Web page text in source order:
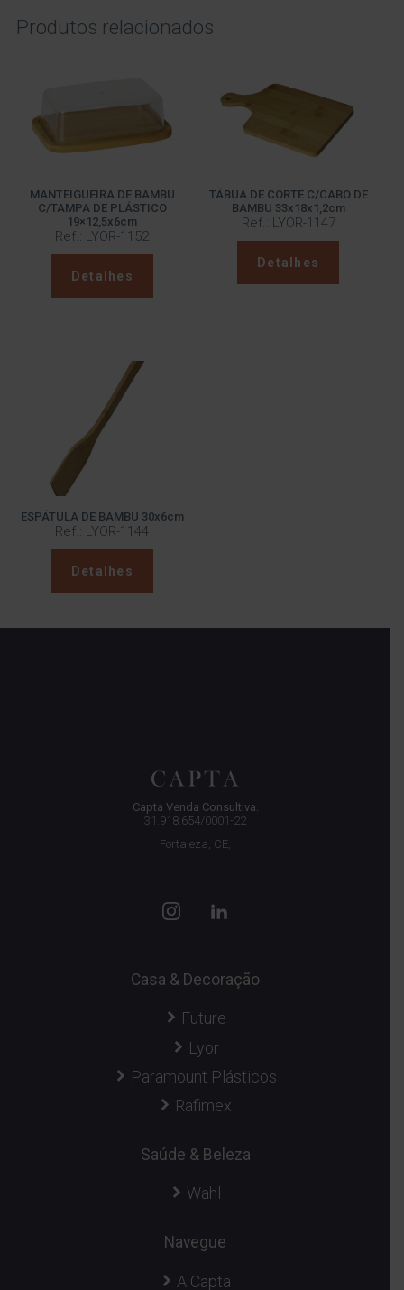
Produtos relacionados
MANTEIGUEIRA DE BAMBU
C/TAMPA DE PLÁSTICO
19×12,5x6cm
Ref.: LYOR-1152
Detalhes
TÁBUA DE CORTE C/CABO DE
BAMBU 33x18x1,2cm
Ref.: LYOR-1147
Detalhes
ESPÁTULA DE BAMBU 30x6cm
Ref.: LYOR-1144
Detalhes
Capta Venda Consultiva.
31.918.654/0001-22
Fortaleza, CE,
Casa & Decoração
Future
Lyor
Paramount Plásticos
Rafimex
Saúde & Beleza
Wahl
Navegue
A Capta